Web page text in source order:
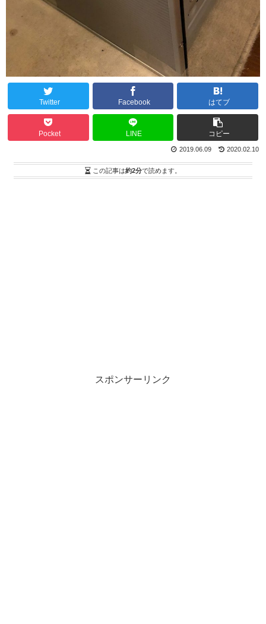
Twitter Facebook はてブ
Pocket LINE コピー
2020.02.10
2019.06.09
この記事は約2分で読めます。
スポンサーリンク